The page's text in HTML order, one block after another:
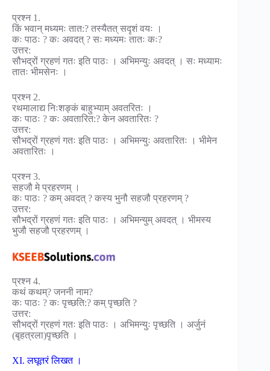
प्रश्न 1.
किं भवान् मध्यमः तात:? तस्यैतत् सदृशं वयः ।
कः पाठः ? कः अवदत् ? सः मध्यमः तातः कः?
उत्तर:
सौभद्रों ग्रहणं गतः इति पाठः । अभिमन्युः अवदत् । सः मध्यामः
तातः भीमसेनः ।
प्रश्न 2.
रथमालाद्य निःशङ्कं बाहुभ्याम् अवतरितः ।
कः पाठः ? कः अवतारित:? केन अवतारितः ?
उत्तर:
सौभद्रों ग्रहणं गतः इति पाठः । अभिमन्युः अवतारितः । भीमेन
अवतारितः ।
प्रश्न 3.
सहजौ मे प्रहरणम् ।
कः पाठः ? कम् अवदत् ? कस्य भुनौ सहजौ प्रहरणम् ?
उत्तर:
सौभद्रों ग्रहणं गतः इति पाठः । अभिमन्युम् अवदत् । भीमस्य
भुजौ सहजौ प्रहरणम् ।
प्रश्न 4.
कथं कथम्? जननी नाम?
कः पाठः ? कः पृच्छति:? कम् पृच्छति ?
उत्तर:
सौभद्रों ग्रहणं गतः इति पाठः । अभिमन्युः पृच्छति । अर्जुनं
(बृहत्रला)पृच्छति ।
XI. लघूतरं लिखत ।